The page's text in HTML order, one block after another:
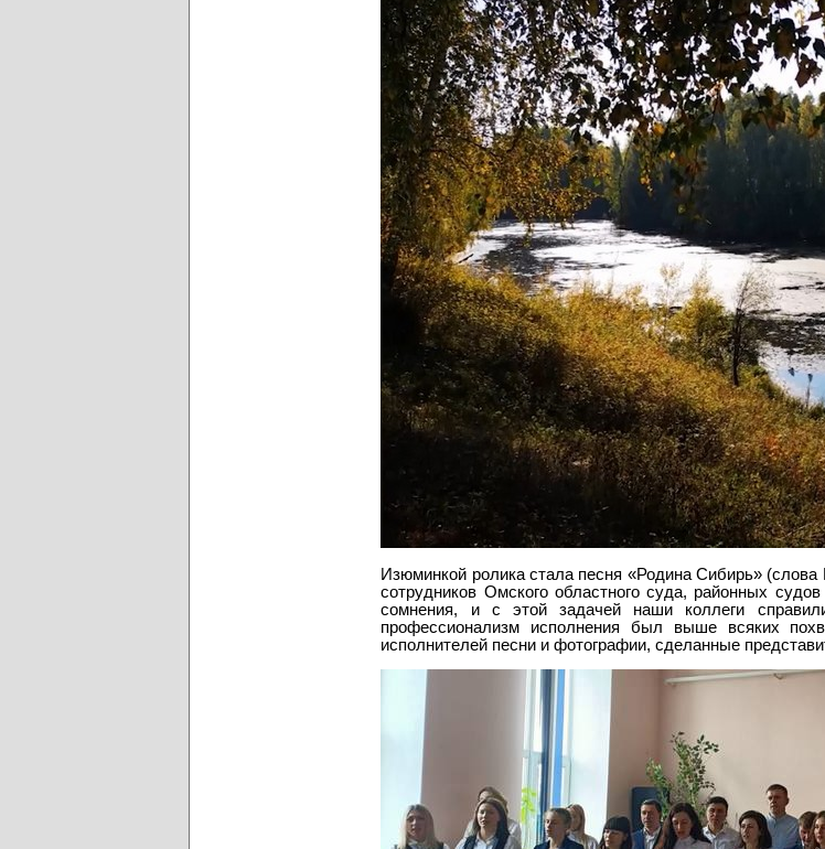
Изюминкой ролика стала песня «Родина Сибирь»
сотрудников Омского областного суда, районных
сомнения, и с этой задачей наши коллеги
профессионализм исполнения был выше всяких
исполнителей песни и фотографии, сделанные